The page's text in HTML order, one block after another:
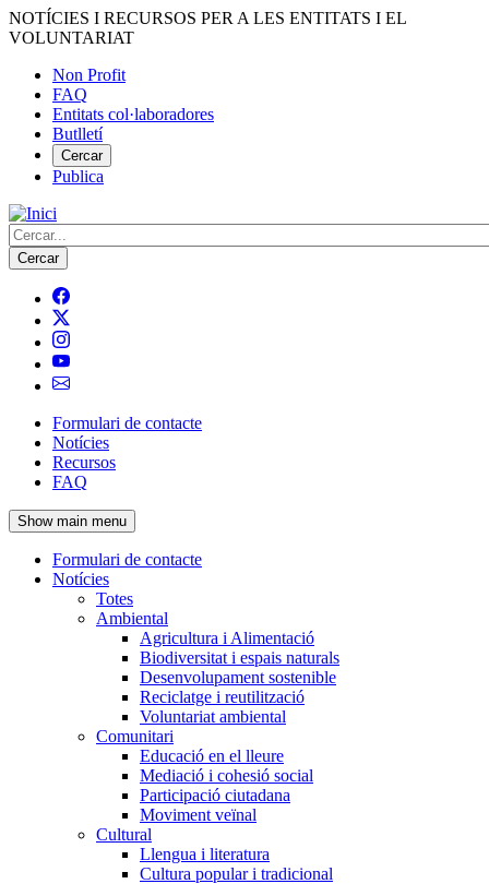
Vés
al
NOTÍCIES I RECURSOS PER A LES ENTITATS I EL
VOLUNTARIAT
Menú
del
compte
d'usuari
Non Profit
FAQ
Entitats col·laboradores
Butlletí
Cercar
Publica
Cerca
Navegació
principal
de
l'encapçalament
Formulari de contacte
Notícies
Recursos
FAQ
Show main menu
Navegació
principal
Formulari de contacte
Notícies
Totes
Ambiental
Agricultura i Alimentació
Biodiversitat i espais naturals
Desenvolupament sostenible
Reciclatge i reutilització
Voluntariat ambiental
Comunitari
Educació en el lleure
Mediació i cohesió social
Participació ciutadana
Moviment veïnal
Cultural
Llengua i literatura
Cultura popular i tradicional